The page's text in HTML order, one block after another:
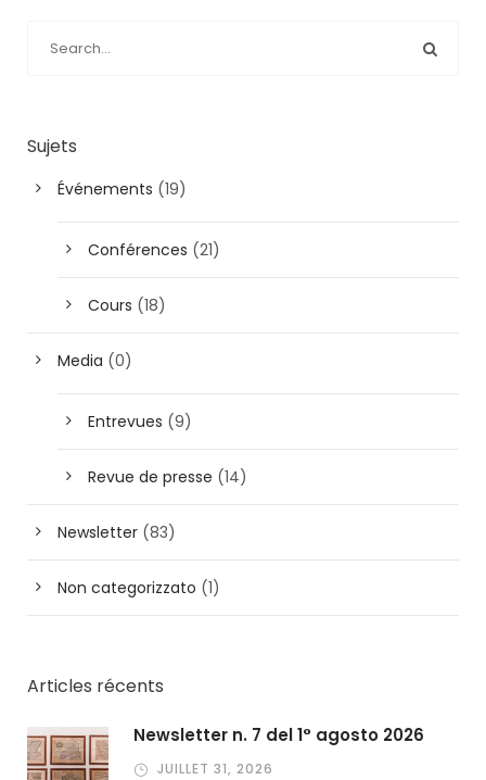
Sujets
Événements (19)
Conférences (21)
Cours (18)
Media (0)
Entrevues (9)
Revue de presse (14)
Newsletter (83)
Non categorizzato (1)
Articles récents
Newsletter n. 7 del 1° agosto 2026
JUILLET 31, 2026